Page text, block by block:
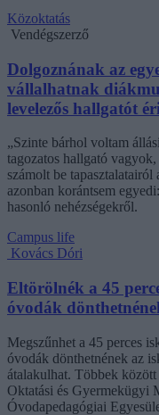
Közoktatás
Vendégszerző
Dolgoznának az
vállalhatnak
levelezős hallgatót
„Szinte bárhol voltam
tagozatos hallgató
számolt be
azonban korántsem
hasonló nehézségekről.
Campus life
Kovács Dóri
Eltörölnék a 45
óvodák
Megszűnhet a 45 perces
óvodák dönthetnének az
átalakulhat. Többek között
Oktatási és Gyermekügyi
Óvodapedagógiai